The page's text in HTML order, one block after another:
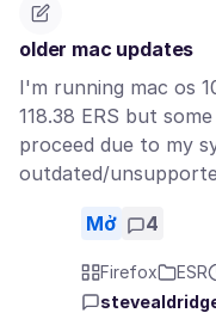
older mac updates
I'm running mac os
118.38 ERS but
proceed due to my
outdated/
Mở 4
Firefox ESR